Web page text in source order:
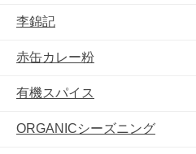
李錦記
赤缶カレー粉
有機スパイス
ORGANICシーズニング